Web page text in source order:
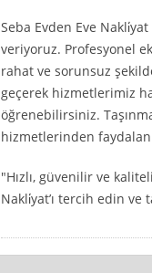
Seba Evden Eve
veriyoruz. Profesyonel
rahat ve sorunsuz
geçerek hizmetlerimiz
öğrenebilirsiniz.
hizmetlerinden
"Hızlı, güvenilir ve
Nakli̇yat’ı tercih edin ve